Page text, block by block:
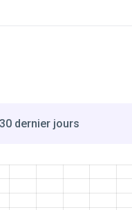
dernier jours